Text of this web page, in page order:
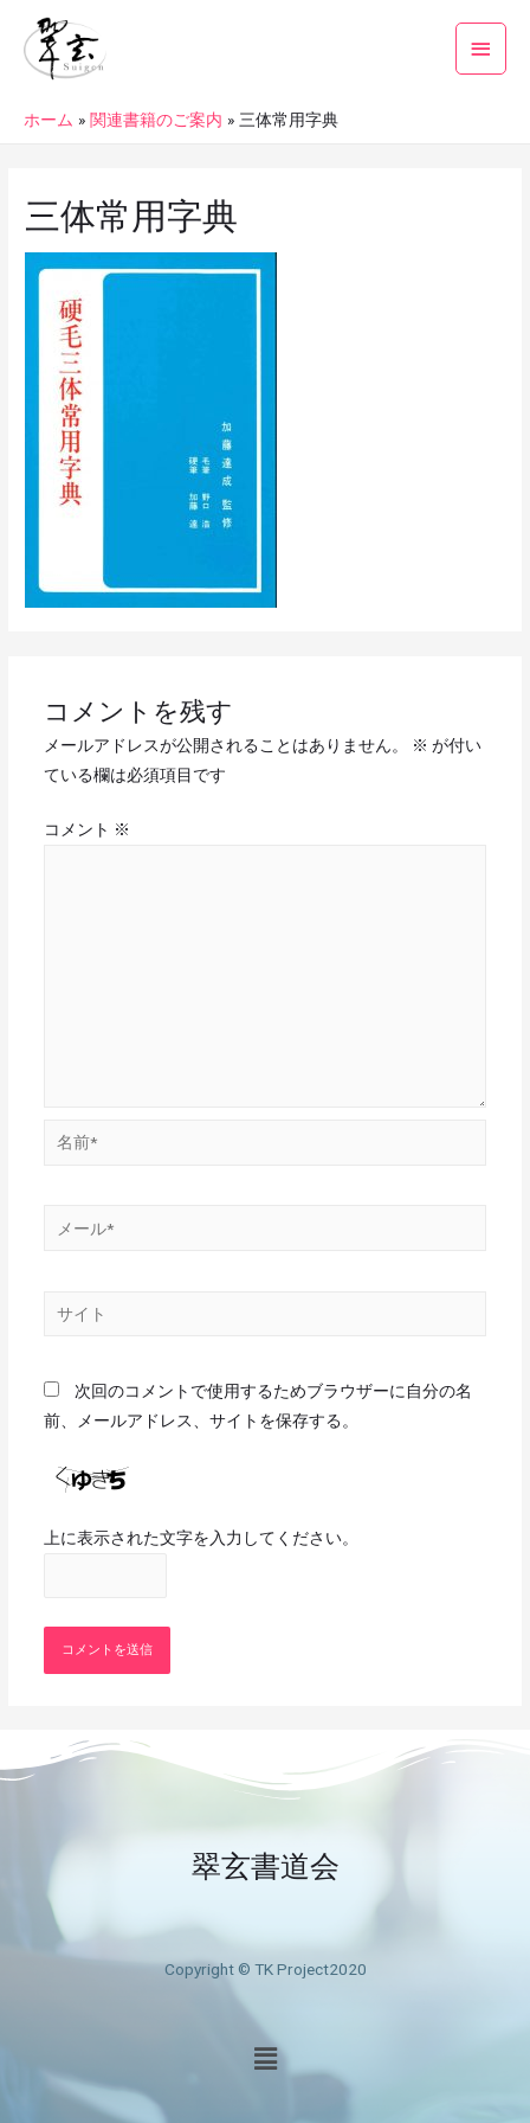
ホーム 関連書籍のご案内 三体常用字典
三体常用字典
コメントを残す
メールアドレスが公開されることはありません。 ※ が付い
ている欄は必須項目です
コメント ※
次回のコメントで使用するためブラウザーに自分の名
前、メールアドレス、サイトを保存する。
上に表示された文字を入力してください。
翠玄書道会
Copyright © TK Project2020